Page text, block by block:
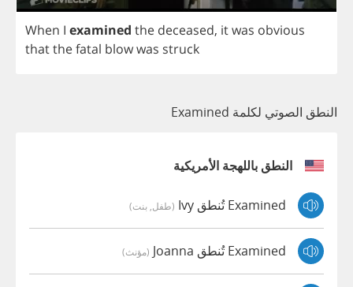
When I examined the deceased, itwas obvious
thatthefatal blowwas struck
النطق الصوتي لكلمة Examined
النطق باللهجة الأمريكية
Examined تُنطق Ivy (طفل, بنت)
Examined تُنطق Joanna (مؤنث)